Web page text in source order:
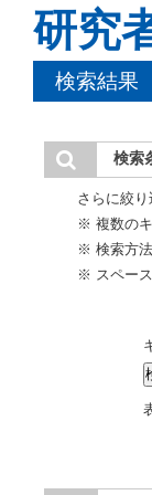
研究
検索結果
検索
さらに絞
※ 複数の
※ 検索方
※ スペー